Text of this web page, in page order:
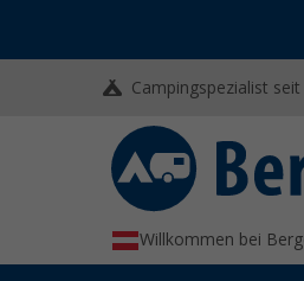
Campingspezialist seit
Willkommen bei